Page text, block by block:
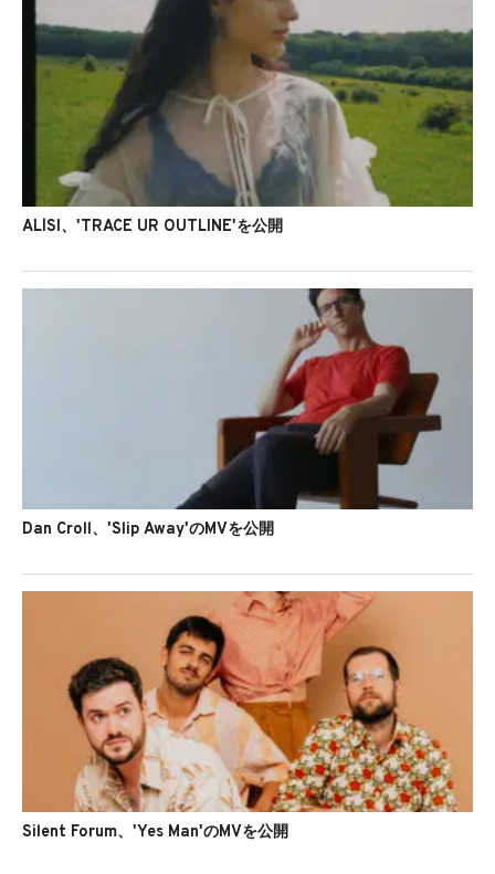
ALÍSI、'TRACE UR OUTLINE'を公開
Dan Croll、'Slip Away'のMVを公開
Silent Forum、'Yes Man'のMVを公開